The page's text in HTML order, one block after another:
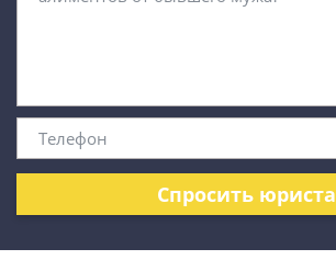
Спросить юриста